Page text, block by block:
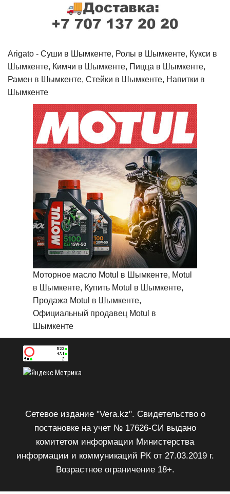
Arigato - Cуши в Шымкенте, Ролы в Шымкенте, Кукси в
Шымкенте, Кимчи в Шымкенте, Пицца в Шымкенте,
Рамен в Шымкенте, Стейки в Шымкенте, Напитки в
Шымкенте
Моторное масло Motul в Шымкенте, Motul
в Шымкенте, Купить Motul в Шымкенте,
Продажа Motul в Шымкенте,
Официальный продавец Motul в
Шымкенте
Сетевое издание "Vera.kz". Свидетельство о
постановке на учет № 17626-СИ выдано
комитетом информации Министерства
информации и коммуникаций РК от 27.03.2019 г.
Возрастное ограничение 18+.